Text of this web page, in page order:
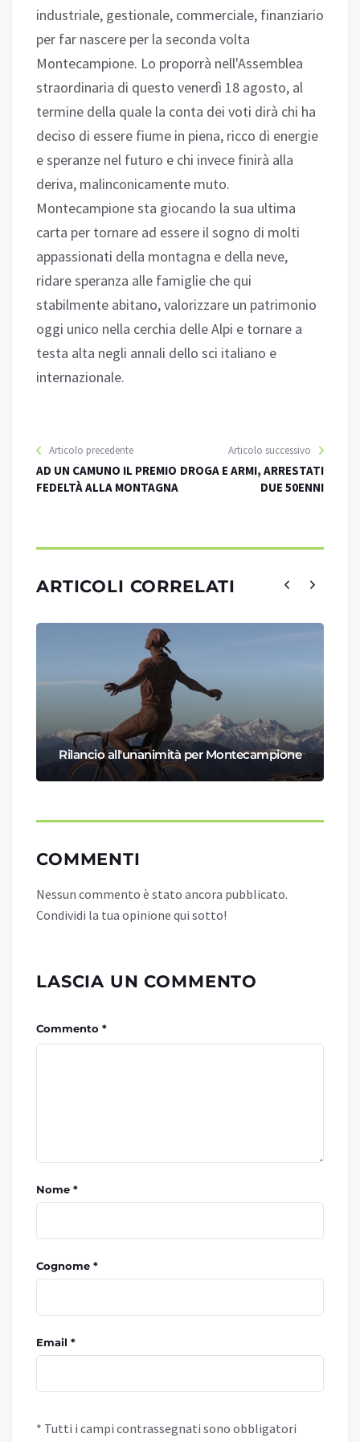
industriale, gestionale, commerciale, finanziario
per far nascere per la seconda volta
Montecampione. Lo proporrà nell'Assemblea
straordinaria di questo venerdì 18 agosto, al
termine della quale la conta dei voti dirà chi ha
deciso di essere fiume in piena, ricco di energie
e speranze nel futuro e chi invece finirà alla
deriva, malinconicamente muto.
Montecampione sta giocando la sua ultima
carta per tornare ad essere il sogno di molti
appassionati della montagna e della neve,
ridare speranza alle famiglie che qui
stabilmente abitano, valorizzare un patrimonio
oggi unico nella cerchia delle Alpi e tornare a
testa alta negli annali dello sci italiano e
internazionale.
Articolo precedente
AD UN CAMUNO IL PREMIO
FEDELTÀ ALLA MONTAGNA
Articolo successivo
DROGA E ARMI, ARRESTATI
DUE 50ENNI
ARTICOLI CORRELATI
Rilancio all'unanimità per Montecampione
COMMENTI
Nessun commento è stato ancora pubblicato.
Condividi la tua opinione qui sotto!
LASCIA UN COMMENTO
Commento *
Nome *
Cognome *
Email *
* Tutti i campi contrassegnati sono obbligatori